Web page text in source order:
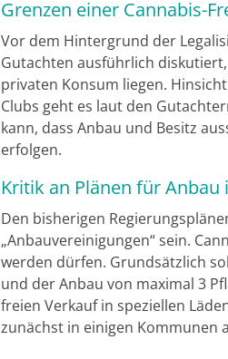
Grenzen einer Cannabis-
Vor dem Hintergrund der
Gutachten ausführlich
privaten Konsum liegen.
Clubs geht es laut den
kann, dass Anbau und Besitz
erfolgen.
Kritik an Plänen für Anbau
Den bisherigen
„Anbauvereinigungen“ sein.
werden dürfen. Grundsätzlich
und der Anbau von maximal 3
freien Verkauf in speziellen
zunächst in einigen Kommunen